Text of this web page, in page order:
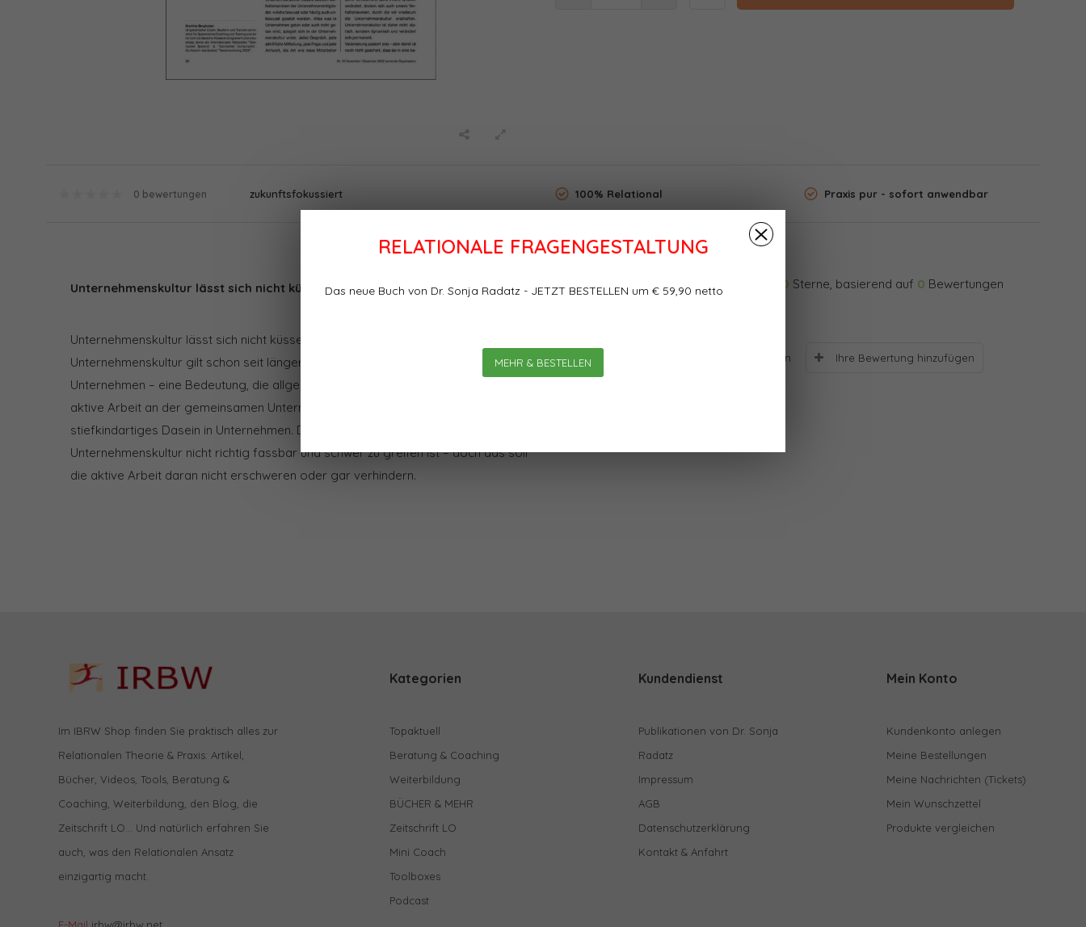
RELATIONALE FRAGENGESTALTUNG
Das neue Buch von Dr. Sonja Radatz - JETZT BESTELLEN um € 59,90 netto
MEHR & BESTELLEN
0 bewertungen zukunftsfokussiert 100% Relational Praxis pur - sofort anwendbar
Unternehmenskultur lässt sich nicht küssen
Unternehmenskultur lässt sich nicht küssen von Martina Berghuber
Unternehmenskultur gilt schon seit längerer Zeit als DER Erfolgsfaktor für
Unternehmen – eine Bedeutung, die allgemein anerkannt ist. Dennoch fristet die
aktive Arbeit an der gemeinsamen Unternehmenskultur noch ein eher
stiefkindartiges Dasein in Unternehmen. Das mag daran liegen, dass
Unternehmenskultur nicht richtig fassbar und schwer zu greifen ist – doch das soll
die aktive Arbeit daran nicht erschweren oder gar verhindern.
Bewertungen 0 Sterne, basierend auf 0 Bewertungen
0 Bewertungen Ihre Bewertung hinzufügen
Im IBRW Shop finden Sie praktisch alles zur
Relationalen Theorie & Praxis: Artikel,
Bücher, Videos, Tools, Beratung &
Coaching, Weiterbildung, den Blog, die
Zeitschrift LO… Und natürlich erfahren Sie
auch, was den Relationalen Ansatz
einzigartig macht.
Kategorien
Topaktuell
Beratung & Coaching
Weiterbildung
BÜCHER & MEHR
Zeitschrift LO
Mini Coach
Toolboxes
Podcast
Kundendienst
Publikationen von Dr. Sonja
Radatz
Impressum
AGB
Datenschutzerklärung
Kontakt & Anfahrt
Mein Konto
Kundenkonto anlegen
Meine Bestellungen
Meine Nachrichten (Tickets)
Mein Wunschzettel
Produkte vergleichen